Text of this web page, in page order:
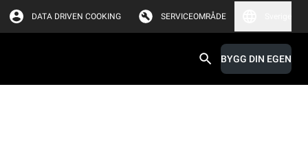
DATA DRIVEN COOKING SERVICEOMRÅDE
BYGG DIN EGEN